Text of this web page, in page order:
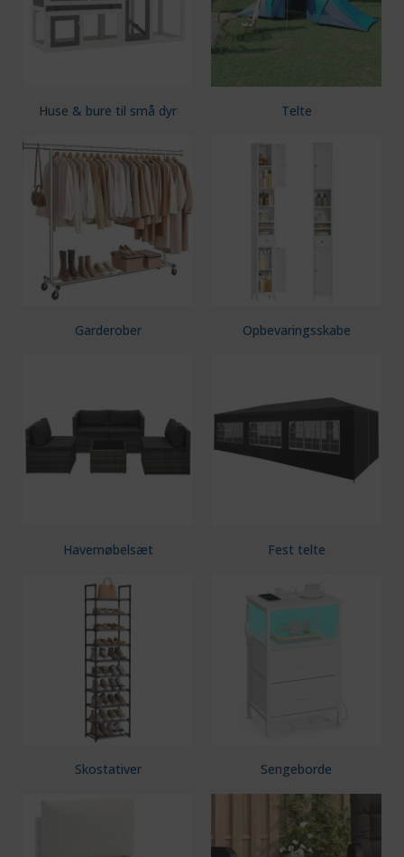
Huse & bure til små dyr Telte
Garderober Opbevaringsskabe
Havemøbelsæt Fest telte
Skostativer Sengeborde